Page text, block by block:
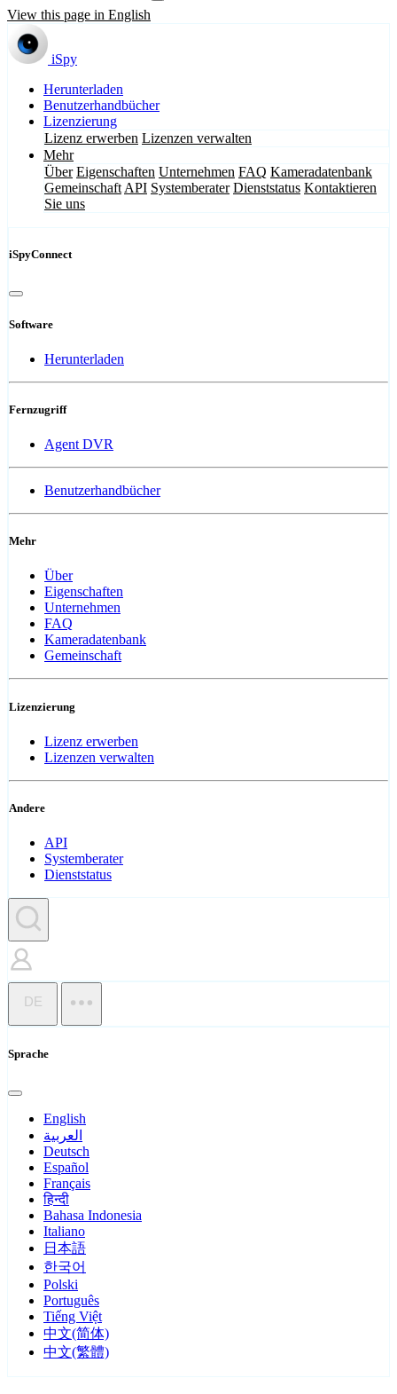
View this page in English
iSpy
Herunterladen
Benutzerhandbücher
Lizenzierung
Lizenz erwerben Lizenzen verwalten
Mehr
Über Eigenschaften Unternehmen FAQ Kameradatenbank
Gemeinschaft API Systemberater Dienststatus Kontaktieren
Sie uns
iSpyConnect
Software
Herunterladen
Fernzugriff
Agent DVR
Benutzerhandbücher
Mehr
Über
Eigenschaften
Unternehmen
FAQ
Kameradatenbank
Gemeinschaft
Lizenzierung
Lizenz erwerben
Lizenzen verwalten
Andere
API
Systemberater
Dienststatus
DE
Sprache
English
العربية
Deutsch
Español
Français
हिन्दी
Bahasa Indonesia
Italiano
日本語
한국어
Polski
Português
Tiếng Việt
中文(简体)
中文(繁體)